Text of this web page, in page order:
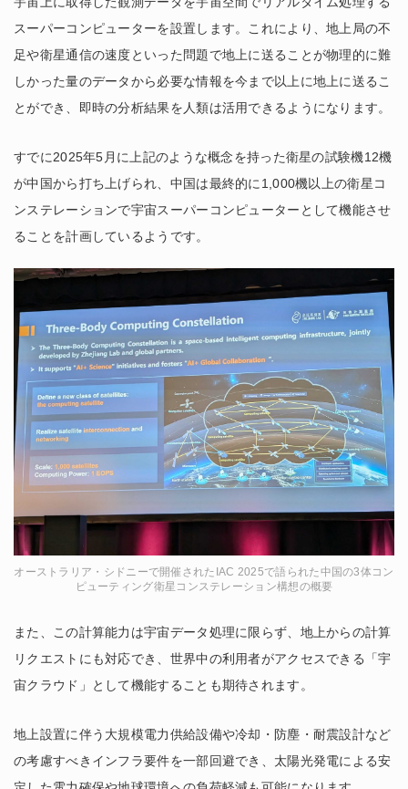
スーパーコンピューターを設置します。これにより、地上局の不
足や衛星通信の速度といった問題で地上に送ることが物理的に難
しかった量のデータから必要な情報を今まで以上に地上に送るこ
とができ、即時の分析結果を人類は活用できるようになります。
すでに2025年5月に上記のような概念を持った衛星の試験機12機
が中国から打ち上げられ、中国は最終的に1,000機以上の衛星コ
ンステレーションで宇宙スーパーコンピューターとして機能させ
ることを計画しているようです。
オーストラリア・シドニーで開催されたIAC 2025で語られた中国の3体コン
ピューティング衛星コンステレーション構想の概要
また、この計算能力は宇宙データ処理に限らず、地上からの計算
リクエストにも対応でき、世界中の利用者がアクセスできる「宇
宙クラウド」として機能することも期待されます。
地上設置に伴う大規模電力供給設備や冷却・防塵・耐震設計など
の考慮すべきインフラ要件を一部回避でき、太陽光発電による安